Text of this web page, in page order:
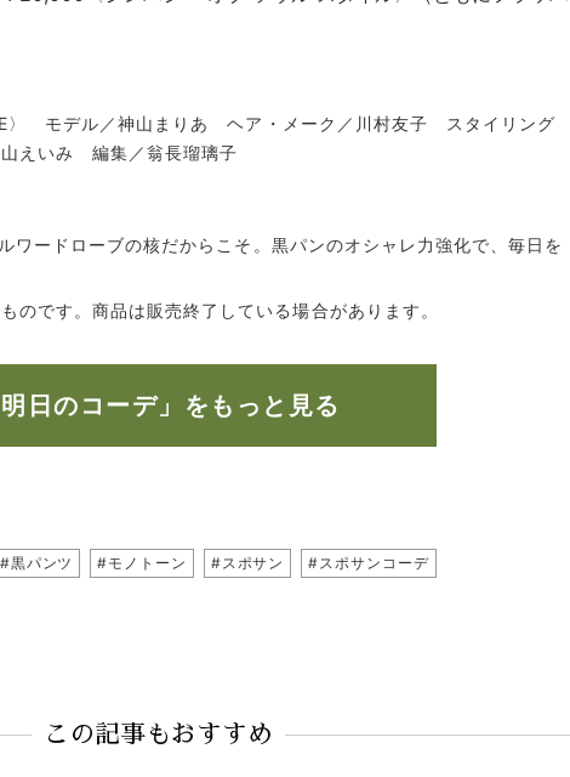
〉 モデル／神山まりあ ヘア・メーク／川村友子 スタイリング
えいみ 編集／翁長瑠璃子
ワードローブの核だからこそ。黒パンのオシャレ力強化で、毎日を
のです。商品は販売終了している場合があります。
明日のコーデ」をもっと見る
#黒パンツ #モノトーン #スポサン #スポサンコーデ
この記事もおすすめ